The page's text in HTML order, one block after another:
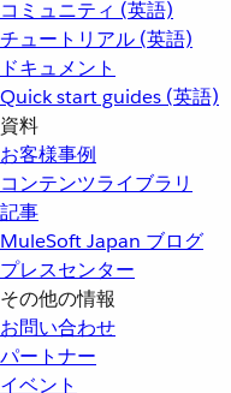
コミュニティ (英語)
チュートリアル (英語)
ドキュメント
Quick start guides (英語)
資料
お客様事例
コンテンツライブラリ
記事
MuleSoft Japan ブログ
プレスセンター
その他の情報
お問い合わせ
パートナー
イベント